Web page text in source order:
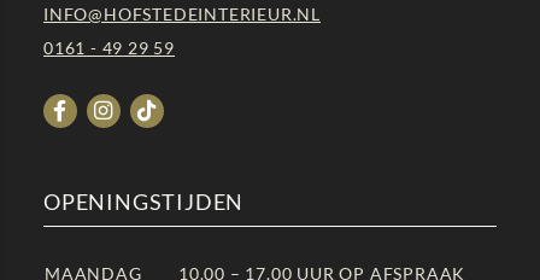
INFO@HOFSTEDEINTERIEUR.NL
0161 - 49 29 59
OPENINGSTIJDEN
MAANDAG 10.00 – 17.00 UUR OP AFSPRAAK